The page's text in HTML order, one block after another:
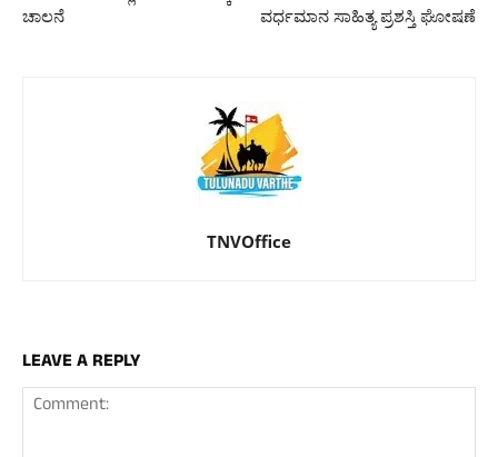
ಚಾಲನೆ
ವರ್ಧಮಾನ ಸಾಹಿತ್ಯ ಪ್ರಶಸ್ತಿ ಘೋಷಣೆ
TNVOffice
LEAVE A REPLY